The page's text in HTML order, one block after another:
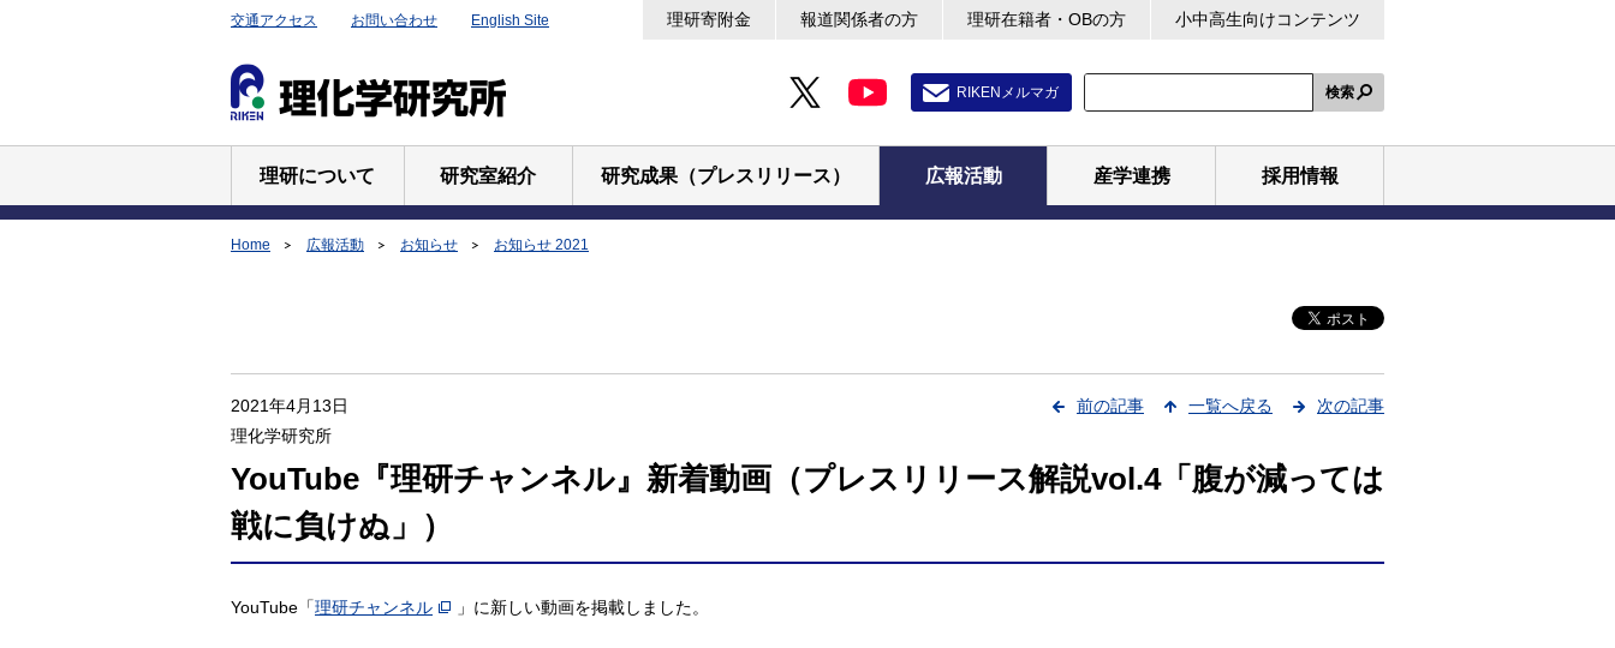
交通アクセス お問い合わせ English Site 理研寄附金 報道関係者の方 理研在籍者・OBの方 小中高生向けコンテンツ
RIKENメルマガ 検索
理研について 研究室紹介 研究成果（プレスリリース） 広報活動 産学連携 採用情報
Home 広報活動 お知らせ お知らせ 2021
前の記事 一覧へ戻る 次の記事
2021年4月13日
理化学研究所
YouTube『理研チャンネル』新着動画（プレスリリース解説vol.4「腹が減っては
戦に負けぬ」）
YouTube「理研チャンネル 」に新しい動画を掲載しました。